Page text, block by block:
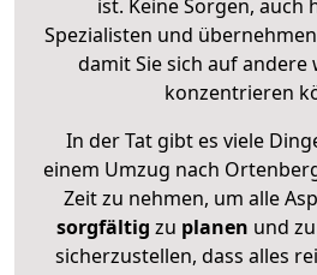
ist. Keine Sorgen, auch
Spezialisten und
damit Sie sich auf andere
konzentrieren
In der Tat gibt es viele
einem Umzug nach
Zeit zu nehmen, um alle
sorgfältig zu planen und zu
sicherzustellen, dass alles